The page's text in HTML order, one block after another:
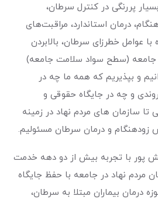
پررنگی در کنترل سرطان،
درمان استاندارد، مراقبت‌های
عوامل خطرزای سرطان، بالابردن
(سطح سواد سلامت جامعه)
و بپذیریم که همه ما چه در
و چه در جایگاه حقوقی و
تا سازمان های مردم نهاد در زمینه
زودهنگام و درمان سرطان مسئولیم.
پور با تجربه بیش از دو دهه خدمت
مردم نهاد در جامعه با حفظ جایگاه
درمان بیماران مبتلا به سرطان،